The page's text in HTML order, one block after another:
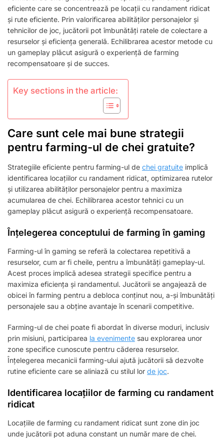
RUTE
EFICIENTE,
ABILITĂȚI
TEHNICI
eficiente care se concentrează pe locații cu randament ridicat
și rute eficiente. Prin valorificarea abilităților personajelor și
tehnicilor de joc, jucătorii pot îmbunătăți ratele de colectare a
resurselor și eficiența generală. Echilibrarea acestor metode cu
un gameplay plăcut asigură o experiență de farming
recompensatoare și de succes.
Key sections in the article:
Care sunt cele mai bune strategii
pentru farming-ul de chei gratuite?
Strategiile eficiente pentru farming-ul de chei gratuite implică
identificarea locațiilor cu randament ridicat, optimizarea rutelor
și utilizarea abilităților personajelor pentru a maximiza
acumularea de chei. Echilibrarea acestor tehnici cu un
gameplay plăcut asigură o experiență recompensatoare.
Înțelegerea conceptului de farming în gaming
Farming-ul în gaming se referă la colectarea repetitivă a
resurselor, cum ar fi cheile, pentru a îmbunătăți gameplay-ul.
Acest proces implică adesea strategii specifice pentru a
maximiza eficiența și randamentul. Jucătorii se angajează de
obicei în farming pentru a debloca conținut nou, a-și îmbunătăți
personajele sau a obține avantaje în scenarii competitive.
Farming-ul de chei poate fi abordat în diverse moduri, inclusiv
prin misiuni, participarea la evenimente sau explorarea unor
zone specifice cunoscute pentru căderea resurselor.
Înțelegerea mecanicii farming-ului ajută jucătorii să dezvolte
rutine eficiente care se aliniază cu stilul lor de joc.
Identificarea locațiilor de farming cu randament
ridicat
Locațiile de farming cu randament ridicat sunt zone din joc
unde jucătorii pot aduna constant un număr mare de chei.